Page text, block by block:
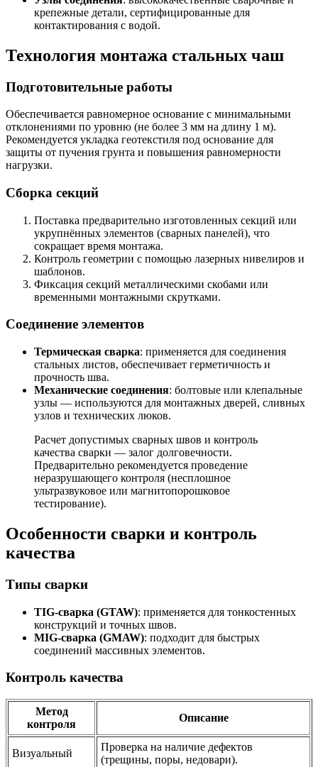
крепежные детали, сертифицированные для
контактирования с водой.
Технология монтажа стальных чаш
Подготовительные работы
Обеспечивается равномерное основание с минимальными
отклонениями по уровню (не более 3 мм на длину 1 м).
Рекомендуется укладка геотекстиля под основание для
защиты от пучения грунта и повышения равномерности
нагрузки.
Сборка секций
Поставка предварительно изготовленных секций или
укрупнённых элементов (сварных панелей), что
сокращает время монтажа.
Контроль геометрии с помощью лазерных нивелиров и
шаблонов.
Фиксация секций металлическими скобами или
временными монтажными скрутками.
Соединение элементов
Термическая сварка: применяется для соединения
стальных листов, обеспечивает герметичность и
прочность шва.
Механические соединения: болтовые или клепальные
узлы — используются для монтажных дверей, сливных
узлов и технических люков.
Расчет допустимых сварных швов и контроль
качества сварки — залог долговечности.
Предварительно рекомендуется проведение
неразрушающего контроля (несплошное
ультразвуковое или магнитопорошковое
тестирование).
Особенности сварки и контроль
качества
Типы сварки
TIG-сварка (GTAW): применяется для тонкостенных
конструкций и точных швов.
MIG-сварка (GMAW): подходит для быстрых
соединений массивных элементов.
Контроль качества
Метод
контроля
Описание
Визуальный
Проверка на наличие дефектов
(трещины, поры, недовари).